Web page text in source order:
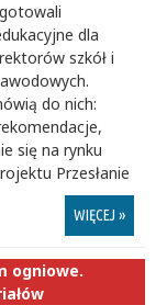
dla
szkół i
do nich:
się na rynku
Przesłanie
WIĘCEJ »
ogniowe.